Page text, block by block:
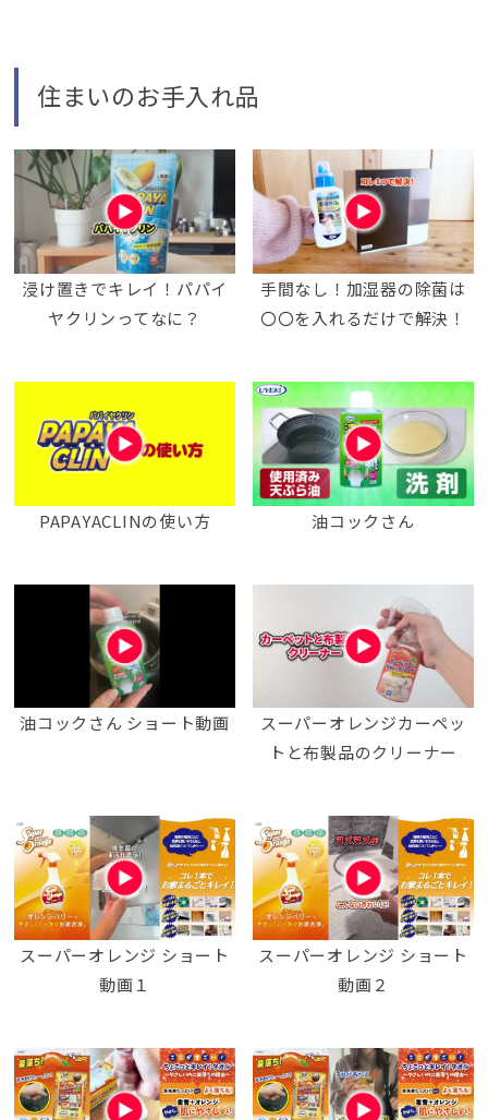
住まいのお手入れ品
浸け置きでキレイ！パパイ
ヤクリンってなに？
手間なし！加湿器の除菌は
〇〇を入れるだけで解決！
PAPAYACLINの使い方 油コックさん
油コックさん ショート動画
スーパーオレンジカーペッ
トと布製品のクリーナー
スーパーオレンジ ショート
動画１
スーパーオレンジ ショート
動画２